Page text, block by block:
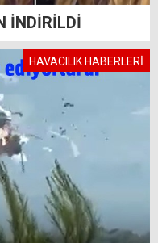
İNDİRİLDİ
HAVACILIK HABERLERİ